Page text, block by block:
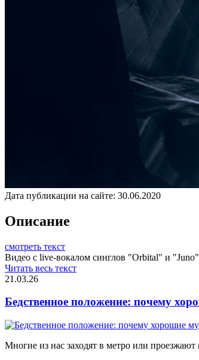
Дата публикации на сайте: 30.06.2020
Описание
смотреть текст
Видео с live-вокалом синглов "Orbital" и
Читать весь текст
21.03.26
Бедственное положение: почему
Многие из нас заходят в метро или